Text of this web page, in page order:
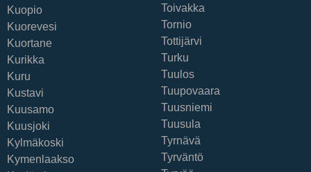
Kuopio
Kuorevesi
Kuortane
Kurikka
Kuru
Kustavi
Kuusamo
Kuusjoki
Kylmäkoski
Kymenlaakso
Toivakka
Tornio
Tottijärvi
Turku
Tuulos
Tuupovaara
Tuusniemi
Tuusula
Tyrnävä
Tyrväntö